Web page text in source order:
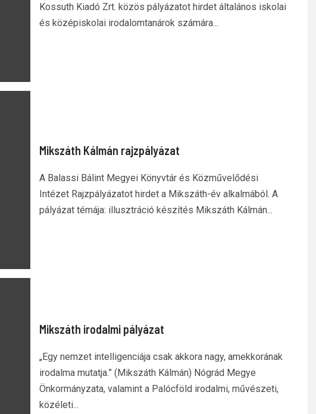
Kossuth Kiadó Zrt. közös pályázatot hirdet általános iskolai
és középiskolai irodalomtanárok számára...
Mikszáth Kálmán rajzpályázat
A Balassi Bálint Megyei Könyvtár és Közművelődési
Intézet Rajzpályázatot hirdet a Mikszáth-év alkalmából. A
pályázat témája: illusztráció készítés Mikszáth Kálmán...
Mikszáth irodalmi pályázat
„Egy nemzet intelligenciája csak akkora nagy, amekkorának
irodalma mutatja.” (Mikszáth Kálmán) Nógrád Megye
Önkormányzata, valamint a Palócföld irodalmi, művészeti,
közéleti...